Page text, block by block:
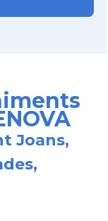
Joans,